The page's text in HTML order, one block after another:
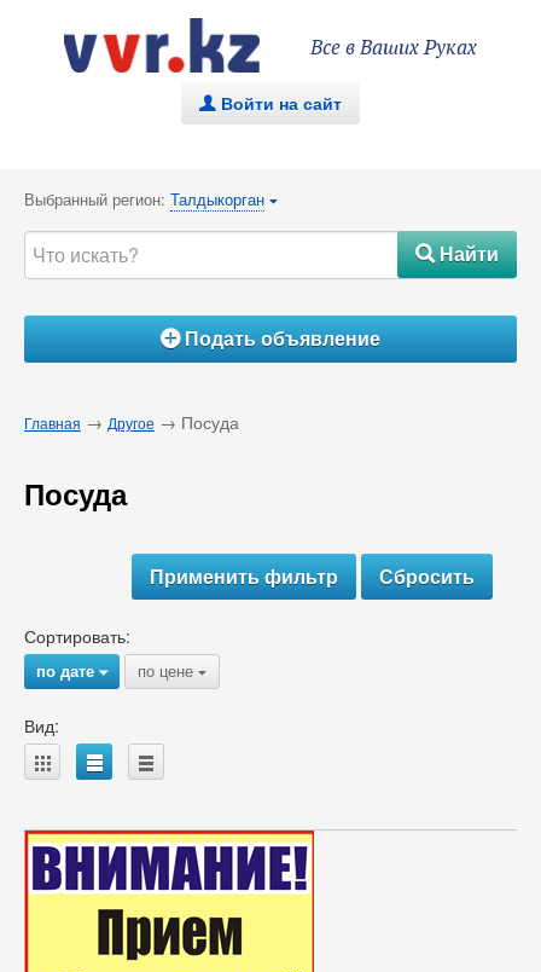
Все в Ваших Руках
. Войти на сайт
Выбранный регион: Талдыкорган {
#Найти
ÁПодать объявление
Главная → Другое → Посуда
Посуда
Сортировать:
по дате{ по цене {
Вид:
A B C